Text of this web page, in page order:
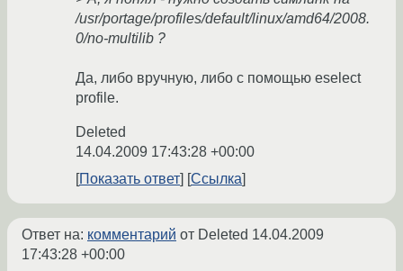
/usr/portage/profiles/default/linux/amd64/2008.
0/no-multilib ?
Да, либо вручную, либо с помощью eselect
profile.
Deleted
14.04.2009 17:43:28 +00:00
Показать ответ
Ссылка
Ответ на: комментарий от Deleted 14.04.2009
17:43:28 +00:00